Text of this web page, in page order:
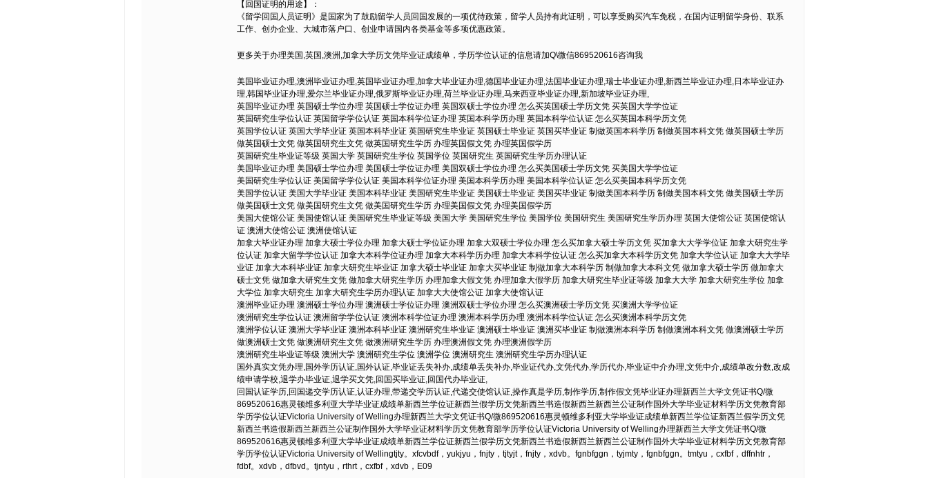
【回国证明的用途】：
《留学回国人员证明》是国家为了鼓励留学人员回国发展的一项优待政策，留学人员持有此证明，可以享受购买汽车免税，在国内证明留学身份、联系
工作、创办企业、大城市落户口、创业申请国内各类基金等多项优惠政策。
更多关于办理美国,英国,澳洲,加拿大学历文凭毕业证成绩单，学历学位认证的信息请加Q\微信869520616咨询我
美国毕业证办理,澳洲毕业证办理,英国毕业证办理,加拿大毕业证办理,德国毕业证办理,法国毕业证办理,瑞士毕业证办理,新西兰毕业证办理,日本毕业证办
理,韩国毕业证办理,爱尔兰毕业证办理,俄罗斯毕业证办理,荷兰毕业证办理,马来西亚毕业证办理,新加坡毕业证办理,
英国毕业证办理 英国硕士学位办理 英国硕士学位证办理 英国双硕士学位办理 怎么买英国硕士学历文凭 买英国大学学位证
英国研究生学位认证 英国留学学位认证 英国本科学位证办理 英国本科学历办理 英国本科学位认证 怎么买英国本科学历文凭
英国学位认证 英国大学毕业证 英国本科毕业证 英国研究生毕业证 英国硕士毕业证 英国买毕业证 制做英国本科学历 制做英国本科文凭 做英国硕士学历
做英国硕士文凭 做英国研究生文凭 做英国研究生学历 办理英国假文凭 办理英国假学历
英国研究生毕业证等级 英国大学 英国研究生学位 英国学位 英国研究生 英国研究生学历办理认证
美国毕业证办理 美国硕士学位办理 美国硕士学位证办理 美国双硕士学位办理 怎么买美国硕士学历文凭 买美国大学学位证
美国研究生学位认证 美国留学学位认证 美国本科学位证办理 美国本科学历办理 美国本科学位认证 怎么买美国本科学历文凭
美国学位认证 美国大学毕业证 美国本科毕业证 美国研究生毕业证 美国硕士毕业证 美国买毕业证 制做美国本科学历 制做美国本科文凭 做美国硕士学历
做美国硕士文凭 做美国研究生文凭 做美国研究生学历 办理美国假文凭 办理美国假学历
美国大使馆公证 美国使馆认证 美国研究生毕业证等级 美国大学 美国研究生学位 美国学位 美国研究生 美国研究生学历办理 英国大使馆公证 英国使馆认
证 澳洲大使馆公证 澳洲使馆认证
加拿大毕业证办理 加拿大硕士学位办理 加拿大硕士学位证办理 加拿大双硕士学位办理 怎么买加拿大硕士学历文凭 买加拿大大学学位证 加拿大研究生学
位认证 加拿大留学学位认证 加拿大本科学位证办理 加拿大本科学历办理 加拿大本科学位认证 怎么买加拿大本科学历文凭 加拿大学位认证 加拿大大学毕
业证 加拿大本科毕业证 加拿大研究生毕业证 加拿大硕士毕业证 加拿大买毕业证 制做加拿大本科学历 制做加拿大本科文凭 做加拿大硕士学历 做加拿大
硕士文凭 做加拿大研究生文凭 做加拿大研究生学历 办理加拿大假文凭 办理加拿大假学历 加拿大研究生毕业证等级 加拿大大学 加拿大研究生学位 加拿
大学位 加拿大研究生 加拿大研究生学历办理认证 加拿大大使馆公证 加拿大使馆认证
澳洲毕业证办理 澳洲硕士学位办理 澳洲硕士学位证办理 澳洲双硕士学位办理 怎么买澳洲硕士学历文凭 买澳洲大学学位证
澳洲研究生学位认证 澳洲留学学位认证 澳洲本科学位证办理 澳洲本科学历办理 澳洲本科学位认证 怎么买澳洲本科学历文凭
澳洲学位认证 澳洲大学毕业证 澳洲本科毕业证 澳洲研究生毕业证 澳洲硕士毕业证 澳洲买毕业证 制做澳洲本科学历 制做澳洲本科文凭 做澳洲硕士学历
做澳洲硕士文凭 做澳洲研究生文凭 做澳洲研究生学历 办理澳洲假文凭 办理澳洲假学历
澳洲研究生毕业证等级 澳洲大学 澳洲研究生学位 澳洲学位 澳洲研究生 澳洲研究生学历办理认证
国外真实文凭办理,国外学历认证,国外认证,毕业证丢失补办,成绩单丢失补办,毕业证代办,文凭代办,学历代办,毕业证中介办理,文凭中介,成绩单改分数,改成
绩申请学校,退学办毕业证,退学买文凭,回国买毕业证,回国代办毕业证,
回国认证学历,回国递交学历认证,认证办理,带递交学历认证,代递交使馆认证,操作真是学历,制作学历,制作假文凭毕业证办理新西兰大学文凭证书Q/微
869520616惠灵顿维多利亚大学毕业证成绩单新西兰学位证新西兰假学历文凭新西兰书造假新西兰新西兰公证制作国外大学毕业证材料学历文凭教育部
学历学位认证Victoria University of Welling办理新西兰大学文凭证书Q/微869520616惠灵顿维多利亚大学毕业证成绩单新西兰学位证新西兰假学历文凭
新西兰书造假新西兰新西兰公证制作国外大学毕业证材料学历文凭教育部学历学位认证Victoria University of Welling办理新西兰大学文凭证书Q/微
869520616惠灵顿维多利亚大学毕业证成绩单新西兰学位证新西兰假学历文凭新西兰书造假新西兰新西兰公证制作国外大学毕业证材料学历文凭教育部
学历学位认证Victoria University of Wellingtjty。xfcvbdf，yukjyu，fnjty，tjtyjt，fnjty，xdvb。fgnbfggn，tyjmty，fgnbfggn。tmtyu，cxfbf，dffnhtr，
fdbf。xdvb，dfbvd。tjntyu，rthrt，cxfbf，xdvb，E09